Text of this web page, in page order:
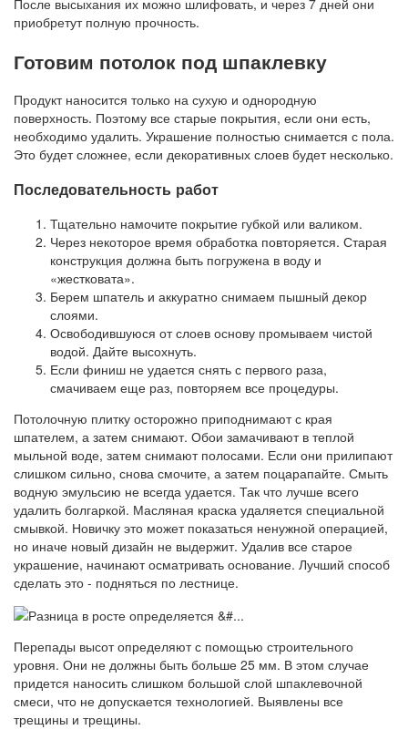
После высыхания их можно шлифовать, и через 7 дней они
приобретут полную прочность.
Готовим потолок под шпаклевку
Продукт наносится только на сухую и однородную
поверхность. Поэтому все старые покрытия, если они есть,
необходимо удалить. Украшение полностью снимается с пола.
Это будет сложнее, если декоративных слоев будет несколько.
Последовательность работ
Тщательно намочите покрытие губкой или валиком.
Через некоторое время обработка повторяется. Старая
конструкция должна быть погружена в воду и
«жестковата».
Берем шпатель и аккуратно снимаем пышный декор
слоями.
Освободившуюся от слоев основу промываем чистой
водой. Дайте высохнуть.
Если финиш не удается снять с первого раза,
смачиваем еще раз, повторяем все процедуры.
Потолочную плитку осторожно приподнимают с края
шпателем, а затем снимают. Обои замачивают в теплой
мыльной воде, затем снимают полосами. Если они прилипают
слишком сильно, снова смочите, а затем поцарапайте. Смыть
водную эмульсию не всегда удается. Так что лучше всего
удалить болгаркой. Масляная краска удаляется специальной
смывкой. Новичку это может показаться ненужной операцией,
но иначе новый дизайн не выдержит. Удалив все старое
украшение, начинают осматривать основание. Лучший способ
сделать это - подняться по лестнице.
Перепады высот определяют с помощью строительного
уровня. Они не должны быть больше 25 мм. В этом случае
придется наносить слишком большой слой шпаклевочной
смеси, что не допускается технологией. Выявлены все
трещины и трещины.